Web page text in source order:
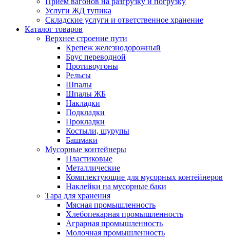
Услуги ЖД тупика
Складские услуги и ответственное хранение
Каталог товаров
Верхнее строение пути
Крепеж железнодорожный
Брус переводной
Противоугоны
Рельсы
Шпалы
Шпалы ЖБ
Накладки
Подкладки
Прокладки
Костыли, шурупы
Башмаки
Мусорные контейнеры
Пластиковые
Металлические
Комплектующие для мусорных контейнеров
Наклейки на мусорные баки
Тара для хранения
Мясная промышленность
Хлебопекарная промышленность
Аграрная промышленность
Молочная промышленность